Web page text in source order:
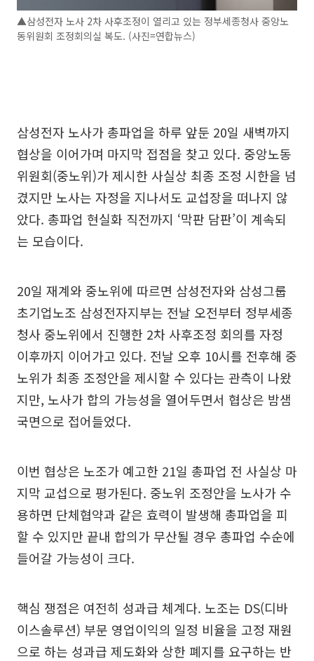
▲삼성전자 노사 2차 사후조정이 열리고 있는 정부세종청사 중앙노
동위원회 조정회의실 복도. (사진=연합뉴스)
삼성전자 노사가 총파업을 하루 앞둔 20일 새벽까지
협상을 이어가며 마지막 접점을 찾고 있다. 중앙노동
위원회(중노위)가 제시한 사실상 최종 조정 시한을 넘
겼지만 노사는 자정을 지나서도 교섭장을 떠나지 않
았다. 총파업 현실화 직전까지 ‘막판 담판’이 계속되
는 모습이다.
20일 재계와 중노위에 따르면 삼성전자와 삼성그룹
초기업노조 삼성전자지부는 전날 오전부터 정부세종
청사 중노위에서 진행한 2차 사후조정 회의를 자정
이후까지 이어가고 있다. 전날 오후 10시를 전후해 중
노위가 최종 조정안을 제시할 수 있다는 관측이 나왔
지만, 노사가 합의 가능성을 열어두면서 협상은 밤샘
국면으로 접어들었다.
이번 협상은 노조가 예고한 21일 총파업 전 사실상 마
지막 교섭으로 평가된다. 중노위 조정안을 노사가 수
용하면 단체협약과 같은 효력이 발생해 총파업을 피
할 수 있지만 끝내 합의가 무산될 경우 총파업 수순에
들어갈 가능성이 크다.
핵심 쟁점은 여전히 성과급 체계다. 노조는 DS(디바
이스솔루션) 부문 영업이익의 일정 비율을 고정 재원
으로 하는 성과급 제도화와 상한 폐지를 요구하는 반